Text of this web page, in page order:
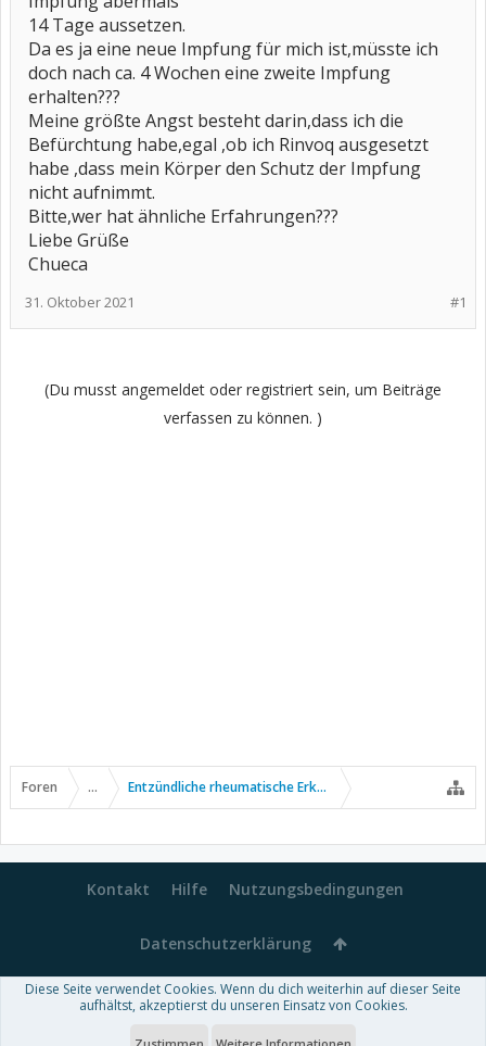
14 Tage aussetzen.
Da es ja eine neue Impfung für mich ist,müsste ich
doch nach ca. 4 Wochen eine zweite Impfung
erhalten???
Meine größte Angst besteht darin,dass ich die
Befürchtung habe,egal ,ob ich Rinvoq ausgesetzt
habe ,dass mein Körper den Schutz der Impfung
nicht aufnimmt.
Bitte,wer hat ähnliche Erfahrungen???
Liebe Grüße
Chueca
#1
31. Oktober 2021
(Du musst angemeldet oder registriert sein, um Beiträge
verfassen zu können. )
Foren ... Entzündliche rheumatische Erkrankungen
Kontakt Hilfe Nutzungsbedingungen
Datenschutzerklärung
Forum software by XenForo™-Deutsch von xenDach
Theme designed byThemeHouse
Diese Seite verwendet Cookies. Wenn du dich weiterhin auf dieser Seite
aufhältst, akzeptierst du unseren Einsatz von Cookies.